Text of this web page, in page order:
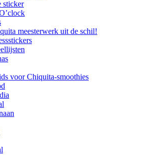
sticker
meesterwerk uit de schil!
voor Chiquita-smoothies